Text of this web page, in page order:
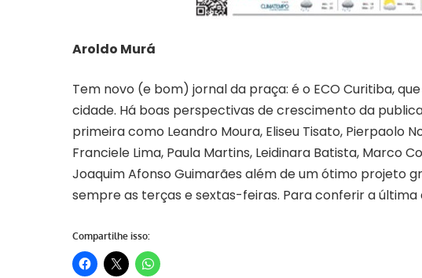
Aroldo Murá
Tem novo (e bom) jornal da praça: é o ECO Curitiba,
cidade. Há boas perspectivas de crescimento da
primeira como Leandro Moura, Eliseu Tisato, Pierpaolo
Franciele Lima, Paula Martins, Leidinara Batista, Marco
Joaquim Afonso Guimarães além de um ótimo projeto
sempre as terças e sextas-feiras. Para conferir a
Compartilhe isso: